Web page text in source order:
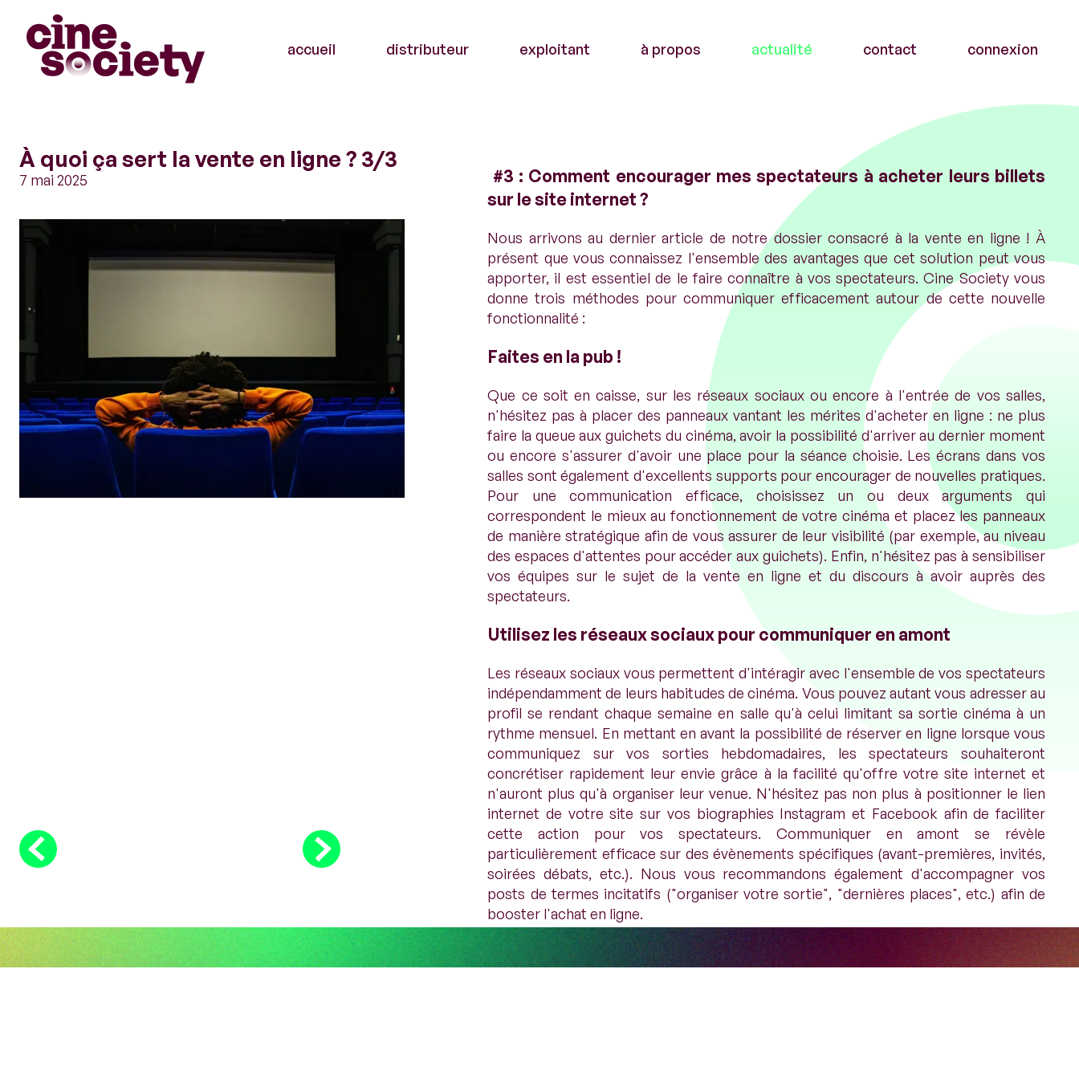
contenu
principal
accueil distributeur exploitant à propos actualité contact connexion
À quoi ça sert la vente en ligne ? 3/3
7 mai 2025
#3 : Comment encourager mes spectateurs à acheter leurs billets
sur le site internet ?
Nous arrivons au dernier article de notre dossier consacré à la vente en ligne ! À
présent que vous connaissez l'ensemble des avantages que cet solution peut vous
apporter, il est essentiel de le faire connaître à vos spectateurs. Cine Society vous
donne trois méthodes pour communiquer efficacement autour de cette nouvelle
fonctionnalité :
Faites en la pub !
Que ce soit en caisse, sur les réseaux sociaux ou encore à l'entrée de vos salles,
n'hésitez pas à placer des panneaux vantant les mérites d'acheter en ligne : ne plus
faire la queue aux guichets du cinéma, avoir la possibilité d'arriver au dernier moment
ou encore s'assurer d'avoir une place pour la séance choisie. Les écrans dans vos
salles sont également d'excellents supports pour encourager de nouvelles pratiques.
Pour une communication efficace, choisissez un ou deux arguments qui
correspondent le mieux au fonctionnement de votre cinéma et placez les panneaux
de manière stratégique afin de vous assurer de leur visibilité (par exemple, au niveau
des espaces d'attentes pour accéder aux guichets). Enfin, n'hésitez pas à sensibiliser
vos équipes sur le sujet de la vente en ligne et du discours à avoir auprès des
spectateurs.
Utilisez les réseaux sociaux pour communiquer en amont
Les réseaux sociaux vous permettent d'intéragir avec l'ensemble de vos spectateurs
indépendamment de leurs habitudes de cinéma. Vous pouvez autant vous adresser au
profil se rendant chaque semaine en salle qu'à celui limitant sa sortie cinéma à un
rythme mensuel. En mettant en avant la possibilité de réserver en ligne lorsque vous
communiquez sur vos sorties hebdomadaires, les spectateurs souhaiteront
concrétiser rapidement leur envie grâce à la facilité qu'offre votre site internet et
n'auront plus qu'à organiser leur venue. N'hésitez pas non plus à positionner le lien
internet de votre site sur vos biographies Instagram et Facebook afin de faciliter
cette action pour vos spectateurs. Communiquer en amont se révèle
particulièrement efficace sur des évènements spécifiques (avant-premières, invités,
soirées débats, etc.). Nous vous recommandons également d'accompagner vos
posts de termes incitatifs ("organiser votre sortie", "dernières places", etc.) afin de
booster l'achat en ligne.
Lancez une opération tarifaire